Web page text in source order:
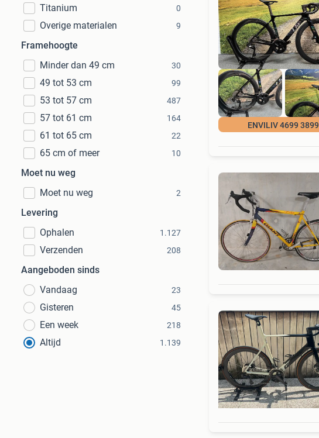
Titanium 0
Overige materialen 9
Framehoogte
Minder dan 49 cm
30
49 tot 53 cm 99
53 tot 57 cm 487
57 tot 61 cm 164
61 tot 65 cm 22
65 cm of meer 10
Moet nu weg
Moet nu weg
2
Levering
Ophalen
1.127
Verzenden 208
Aangeboden sinds
Vandaag
23
Gisteren 45
Een week 218
Altijd 1.139
ENVILIV 4699 3899